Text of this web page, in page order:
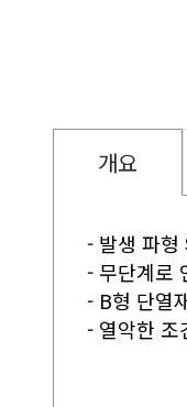
개요
- 발생 파형
- 무단계로
- B형 단열
- 열악한 조